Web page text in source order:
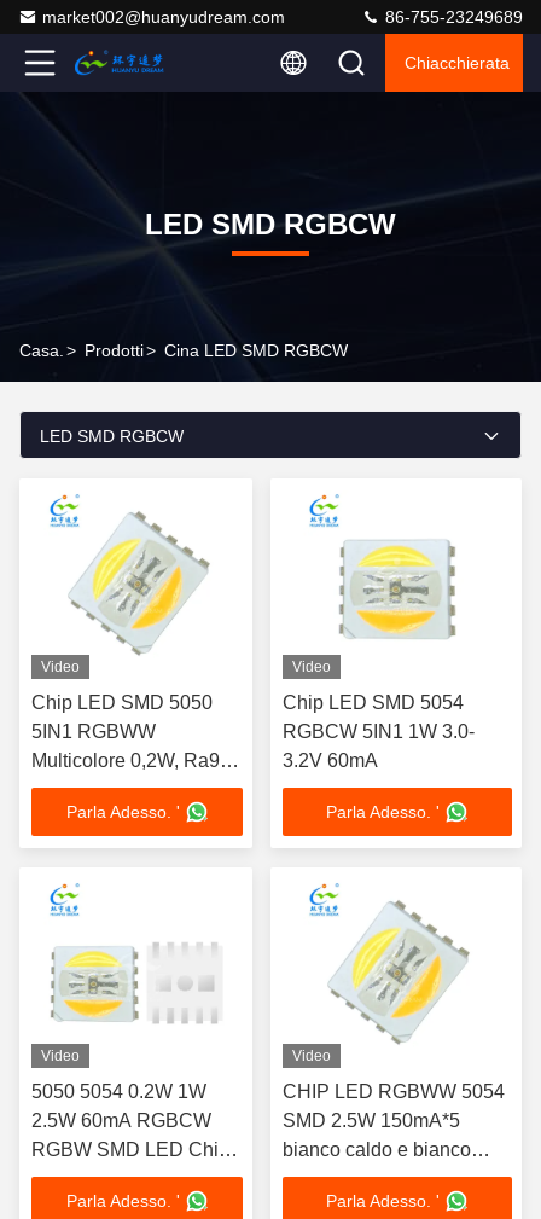
market002@huanyudream.com 86-755-23249689
Chiacchierata
LED SMD RGBCW
Casa. > Prodotti> Cina LED SMD RGBCW
LED SMD RGBCW
Video
Chip LED SMD 5050
5IN1 RGBWW
Multicolore 0,2W, Ra95,
Bianco Caldo e Bianco
FreddoParla Adesso. '
Video
Chip LED SMD 5054
RGBCW 5IN1 1W 3.0-
3.2V 60mA
Parla Adesso. '
Video
5050 5054 0.2W 1W
2.5W 60mA RGBCW
RGBW SMD LED Chip
Multi Color Light
Emitting Diode get
Parla Adesso. '
Video
CHIP LED RGBWW 5054
SMD 2.5W 150mA*5
bianco caldo e bianco
freddo Ra80 per luci da
palcoscenico
Parla Adesso. '